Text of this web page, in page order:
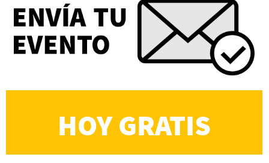
Eva Valero Juan: "Una mirada que construía un
universo donde lo único verdaderamente
importante eran los amigos y la literatura"
Martín Carrasco
HOY GRATIS